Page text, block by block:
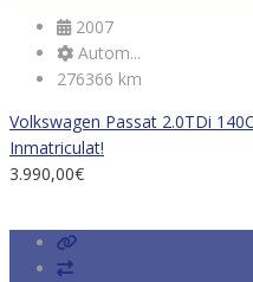
2007
Autom...
276366 km
Volkswagen Passat 2.0TDi
Inmatriculat!
3.990,00€